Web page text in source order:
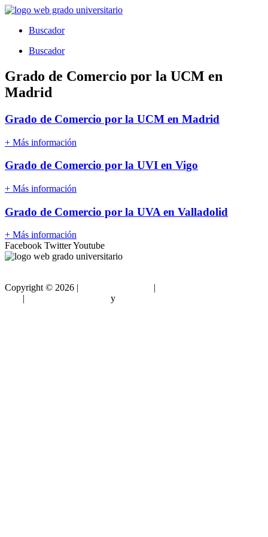
Ir
contenidoBuscador
Buscador
Grado de Comercio por la UCM en
Madrid
Grado de Comercio por la UCM en Madrid
+ Más información
Grado de Comercio por la UVI en Vigo
+ Más información
Grado de Comercio por la UVA en Valladolid
+ Más información
Facebook TwitterYoutube
Copyright © 2026 | |
| y